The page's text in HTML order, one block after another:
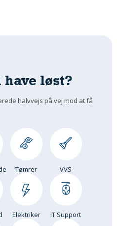
løst?
halvvejs på vej mod at få
Tømrer VVS
Elektriker IT Support